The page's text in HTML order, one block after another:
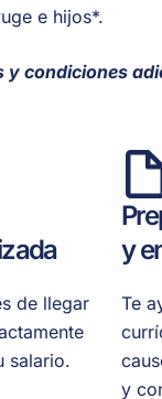
e hijos*.
condiciones
de llegar
salario.
y
Te
y